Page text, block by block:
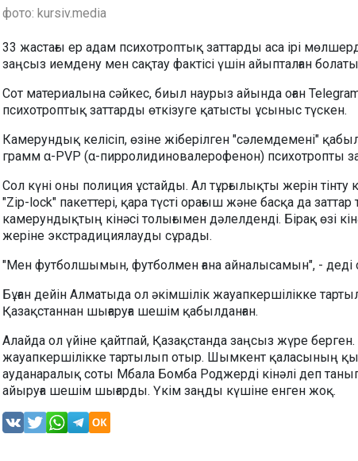
фото: kursiv.media
33 жастағы ер адам психотроптық заттарды аса ірі
заңсыз иемдену мен сақтау фактісі үшін айыпталған
Сот материалына сәйкес, биыл наурыз айында оған
психотроптық заттарды өткізуге қатысты ұсыныс түскен.
Камерундық келісіп, өзіне жіберілген "сәлемдемені"
грамм α-PVP (α-пирролидиновалерофенон) психотропты
Сол күні оны полиция ұстайды. Ал тұрғылықты жерін тінту
"Zip-lock" пакеттері, қара түсті орағыш және басқа да заттар
камерундықтың кінәсі толығымен дәлелденді. Бірақ өзі
жеріне экстрадициялауды сұрады.
"Мен футболшымын, футболмен ғана айналысамын", - деді
Бұған дейін Алматыда ол әкімшілік жауапкершілікке
Қазақстаннан шығаруға шешім қабылданған.
Алайда ол үйіне қайтпай, Қазақстанда заңсыз жүре
жауапкершілікке тартылып отыр. Шымкент қаласының
ауданаралық соты Мбала Бомба Роджерді кінәлі деп
айыруға шешім шығарды. Үкім заңды күшіне енген жоқ.